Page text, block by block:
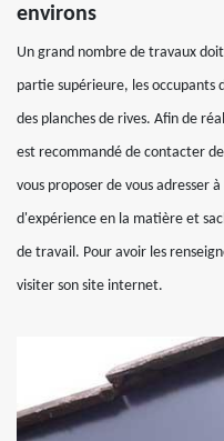
environs
Un grand nombre de travaux
partie supérieure, les occupants
des planches de rives. Afin de
est recommandé de contacter
vous proposer de vous adresser
d'expérience en la matière et
de travail. Pour avoir les
visiter son site internet.